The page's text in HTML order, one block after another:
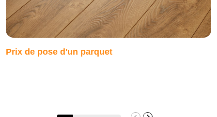
Prix de pose d'un parquet